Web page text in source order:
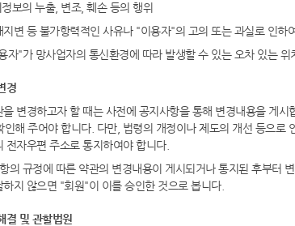
보의 누출, 변조, 훼손 등의 행위
변 등 불가항력적인 사유나 "이용자"의 고의 또는 과실로 인하
자"가 망사업자의 통신환경에 따라 발생할 수 있는 오차 있는
경
변경하고자 할 때는 사전에 공지사항을 통해 변경내용을 게
인해 주어야 합니다. 다만, 법령의 개정이나 제도의 개선 등으
전자우편 주소로 통지하여야 합니다.
의 규정에 따른 약관의 변경내용이 게시되거나 통지된 후부터
지 않으면 "회원"이 이를 승인한 것으로 봅니다.
결 및 관할법원